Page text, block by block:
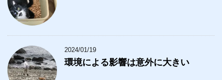
2024/01/19
環境による影響は意外に大きい